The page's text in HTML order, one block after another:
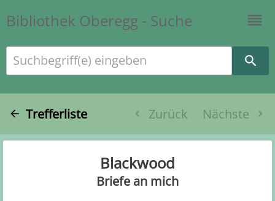
Bibliothek Oberegg - Suche
Suchbegriff(e) eingeben
Trefferliste Zurück Nächste
Blackwood
Briefe an mich